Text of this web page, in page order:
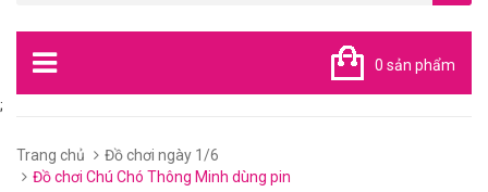
0 sản phẩm
;
Trang chủ
Đồ chơi ngày 1/6
Đồ chơi Chú Chó Thông Minh dùng pin